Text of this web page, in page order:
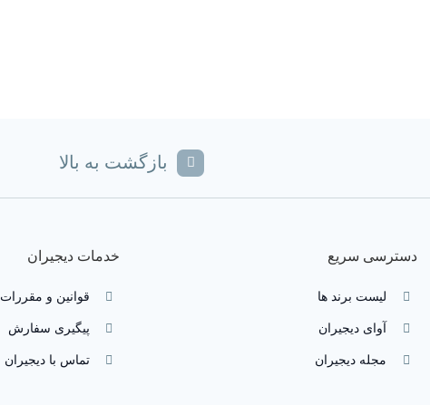
بازگشت به بالا
دسترسی سریع
لیست برند ها
آوای دیجیران
مجله دیجیران
خدمات دیجیران
قوانین و مقررات
پیگیری سفارش
تماس با دیجیران